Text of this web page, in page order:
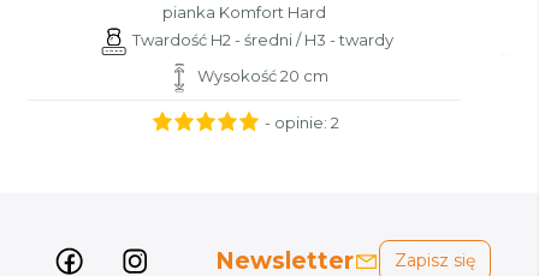
pianka Komfort Hard
Twardość H2 - średni / H3 - twardy
Wysokość 20 cm
- opinie: 2
Newsletter Zapisz się